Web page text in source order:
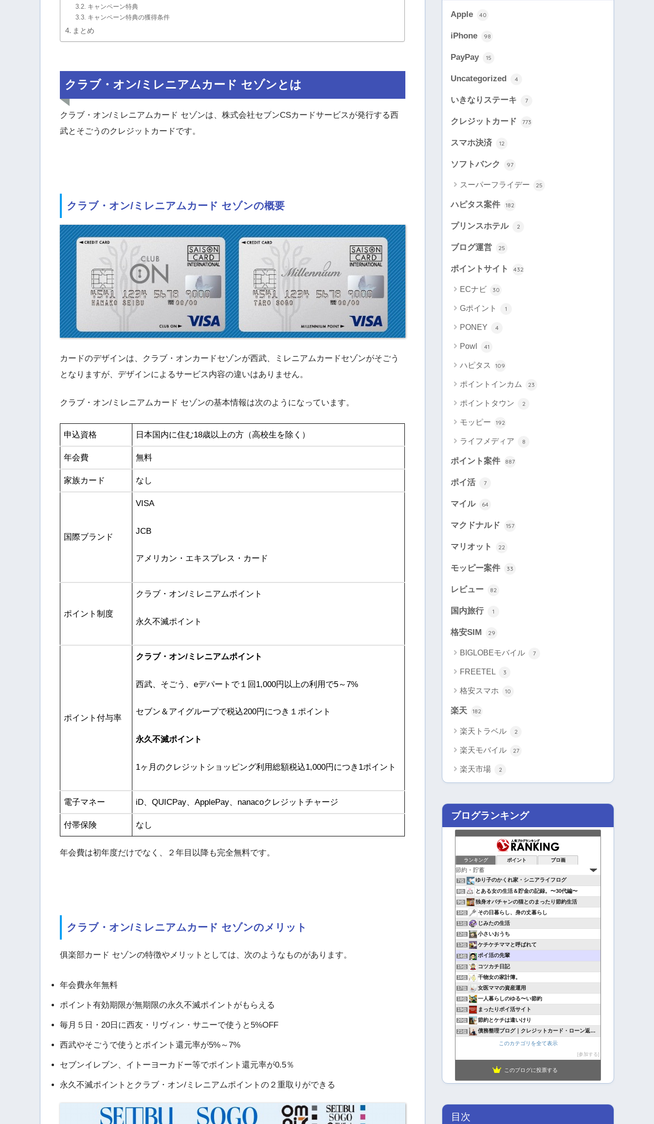
キャンペーン特典
キャンペーン特典の獲得条件
まとめ
クラブ・オン/ミレニアムカード セゾンとは
クラブ・オン/ミレニアムカード セゾンは、株式会社セブンCSカードサービスが発行する西
武とそごうのクレジットカードです。
クラブ・オン/ミレニアムカード セゾンの概要
カードのデザインは、クラブ・オンカードセゾンが西武、ミレニアムカードセゾンがそごう
となりますが、デザインによるサービス内容の違いはありません。
クラブ・オン/ミレニアムカード セゾンの基本情報は次のようになっています。
申込資格 日本国内に住む18歳以上の方（高校生を除く）
年会費 無料
家族カード なし
国際ブランド
VISA
JCB
アメリカン・エキスプレス・カード
ポイント制度
クラブ・オン/ミレニアムポイント
永久不滅ポイント
ポイント付与率
クラブ・オン/ミレニアムポイント
西武、そごう、eデパートで１回1,000円以上の利用で5～7%
セブン＆アイグループで税込200円につき１ポイント
永久不滅ポイント
1ヶ月のクレジットショッピング利用総額税込1,000円につき1ポイント
電子マネー iD、QUICPay、ApplePay、nanacoクレジットチャージ
付帯保険 なし
年会費は初年度だけでなく、２年目以降も完全無料です。
クラブ・オン/ミレニアムカード セゾンのメリット
俱楽部カード セゾンの特徴やメリットとしては、次のようなものがあります。
年会費永年無料
ポイント有効期限が無期限の永久不滅ポイントがもらえる
毎月５日・20日に西友・リヴィン・サニーで使うと5%OFF
西武やそごうで使うとポイント還元率が5%～7%
セブンイレブン、イトーヨーカドー等でポイント還元率が0.5％
永久不滅ポイントとクラブ・オン/ミレニアムポイントの２重取りができる
Apple 40
iPhone 98
PayPay 15
Uncategorized 4
いきなりステーキ 7
クレジットカード 773
スマホ決済 12
ソフトバンク 97
スーパーフライデー 25
ハピタス案件 182
プリンスホテル 2
ブログ運営 25
ポイントサイト 432
ECナビ 30
Gポイント 1
PONEY 4
Powl 41
ハピタス 109
ポイントインカム 23
ポイントタウン 2
モッピー 192
ライフメディア 8
ポイント案件 887
ポイ活 7
マイル 64
マクドナルド 157
マリオット 22
モッピー案件 33
レビュー 82
国内旅行 1
格安SIM 29
BIGLOBEモバイル 7
FREETEL 3
格安スマホ 10
楽天 182
楽天トラベル 2
楽天モバイル 27
楽天市場 2
ブログランキング
ランキング ポイント ブロ画
7位 ゆり子のかくれ家・シニアライフログ
8位 とある女の生活＆貯金の記録。〜30代編〜
9位 独身オバチャンの猫とのまったり節約生活
10位 その日暮らし、身の丈暮らし
11位 じみたの生活
12位 小さいおうち
13位 ケチケチママと呼ばれて
14位 ポイ活の先輩
15位 コツカチ日記
16位 干物女の家計簿。
17位 女医ママの資産運用
18位 一人暮らしのゆる〜い節約
19位 まったりポイ活サイト
20位 節約とケチは違いけり
21位 債務整理ブログ｜クレジットカード・ローン返済で悩んでいる方へ
このカテゴリを全て表示
参加する
このブログに投票する
目次